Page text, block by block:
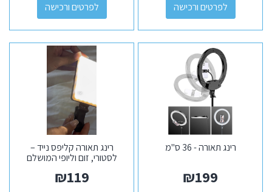
לפרטים ורכישה לפרטים ורכישה
רינג תאורה - 36 ס"מ
₪199
רינג תאורה קליפס נייד –
לסטורי, זום וליופי המושלם
₪119